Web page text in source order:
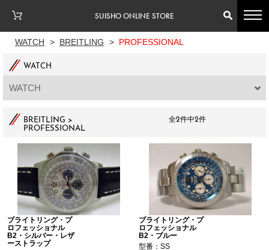
SUISHO ONLINE STORE
WATCH > BREITLING > PROFESSIONAL
WATCH
WATCH
BREITLING >
PROFESSIONAL
全2件中2件
ブライトリング・プ
ロフェッショナル
B2・シルバー・レザ
ーストラップ
ブライトリング・プ
ロフェッショナル
B2・ブルー
型番：SS